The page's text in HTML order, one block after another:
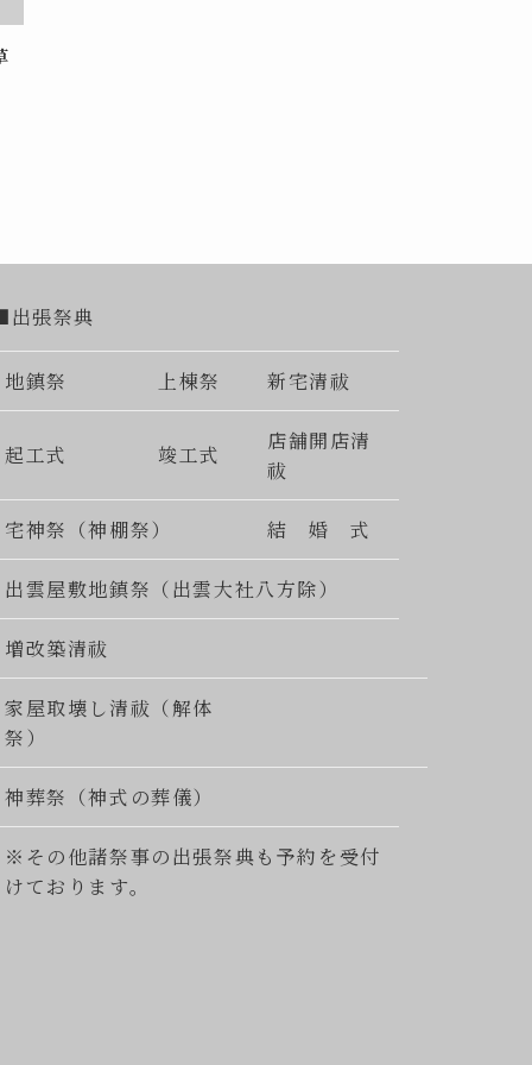
張祭典
地鎮祭 上棟祭 新宅清祓
起工式 竣工式
店舗開店清
祓
宅神祭（神棚祭） 結 婚 式
出雲屋敷地鎮祭（出雲大社八方除）
増改築清祓
家屋取壊し清祓（解体
祭）
神葬祭（神式の葬儀）
※その他諸祭事の出張祭典も予約を受付
けております。